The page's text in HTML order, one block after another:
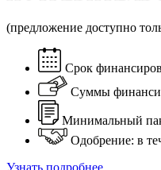
(предложение доступно
Срок
Суммы
Минимальный
Одобрение: в